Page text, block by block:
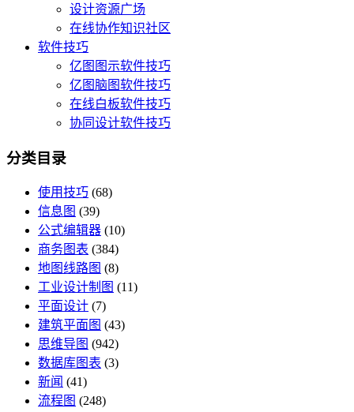
设计资源广场
在线协作知识社区
软件技巧
亿图图示软件技巧
亿图脑图软件技巧
在线白板软件技巧
协同设计软件技巧
分类目录
使用技巧 (68)
信息图 (39)
公式编辑器 (10)
商务图表 (384)
地图线路图 (8)
工业设计制图 (11)
平面设计 (7)
建筑平面图 (43)
思维导图 (942)
数据库图表 (3)
新闻 (41)
流程图 (248)